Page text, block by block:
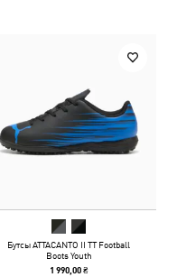
Бутсы ATTACANTO II TT Football
Boots Youth
1 990,00 ₴